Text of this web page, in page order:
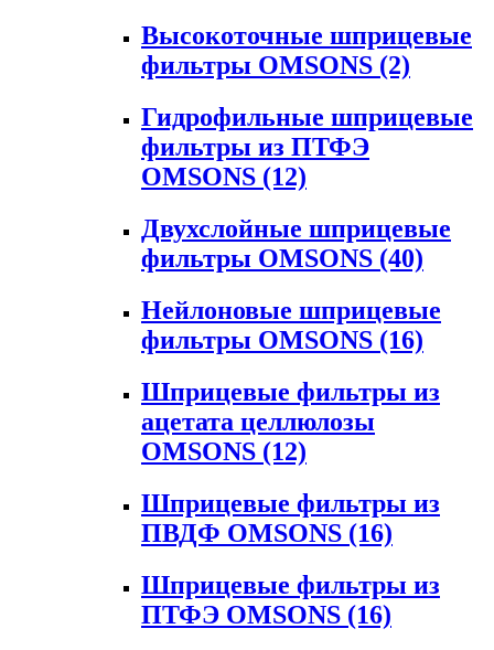
Высокоточные шприцевые
фильтры OMSONS (2)
Гидрофильные шприцевые
фильтры из ПТФЭ
OMSONS (12)
Двухслойные шприцевые
фильтры OMSONS (40)
Нейлоновые шприцевые
фильтры OMSONS (16)
Шприцевые фильтры из
ацетата целлюлозы
OMSONS (12)
Шприцевые фильтры из
ПВДФ OMSONS (16)
Шприцевые фильтры из
ПТФЭ OMSONS (16)